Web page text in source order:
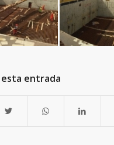
entrada